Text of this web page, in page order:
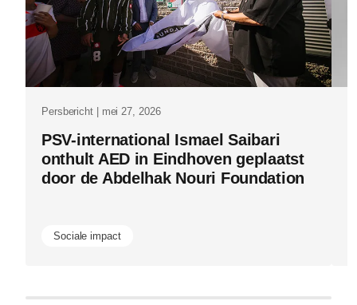
van-
is.html
Persbericht | mei 27, 2026
PSV-international Ismael Saibari
onthult AED in Eindhoven geplaatst
door de Abdelhak Nouri Foundation
Sociale impact